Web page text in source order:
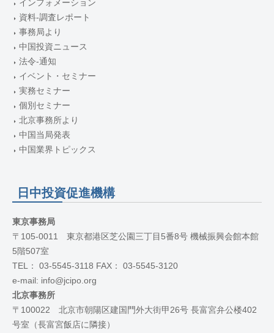
インフォメーション
資料-調査レポート
事務局より
中国投資ニュース
法令-通知
イベント・セミナー
実務セミナー
個別セミナー
北京事務所より
中国当局発表
中国業界トピックス
日中投資促進機構
東京事務局
〒105-0011 東京都港区芝公園三丁目5番8号 機械振興会館本館
5階507室
TEL： 03-5545-3118 FAX： 03-5545-3120
e-mail: info@jcipo.org
北京事務所
〒100022 北京市朝陽区建国門外大街甲26号 長富宮弁公楼402
号室（長富宮飯店に隣接）